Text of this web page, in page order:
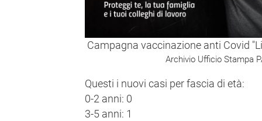
Campagna vaccinazione anti Covid
Archivio Ufficio Stampa
Questi i nuovi casi per fascia di età:
0-2 anni: 0
3-5 anni: 1